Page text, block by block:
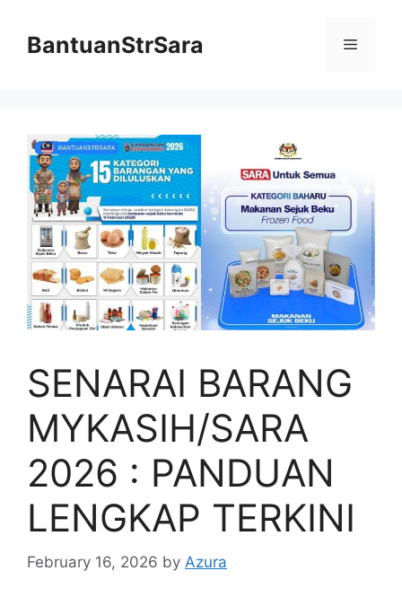
contentBantuanStrSara Menu
SENARAI BARANG
MYKASIH/SARA
2026 : PANDUAN
LENGKAP TERKINI
February 16, 2026 by Azura